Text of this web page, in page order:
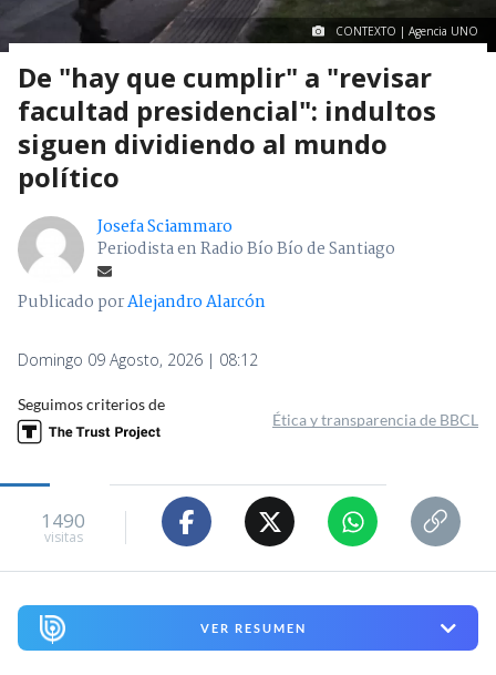
CONTEXTO | Agencia UNO
De "hay que cumplir" a "revisar
facultad presidencial": indultos
siguen dividiendo al mundo
político
Josefa Sciammaro
Periodista en Radio Bío Bío de Santiago
Publicado porAlejandro Alarcón
Domingo 09 Agosto, 2026 | 08:12
Seguimos criterios de
Ética y transparencia de BBCL
1490
visitas
VER RESUMEN